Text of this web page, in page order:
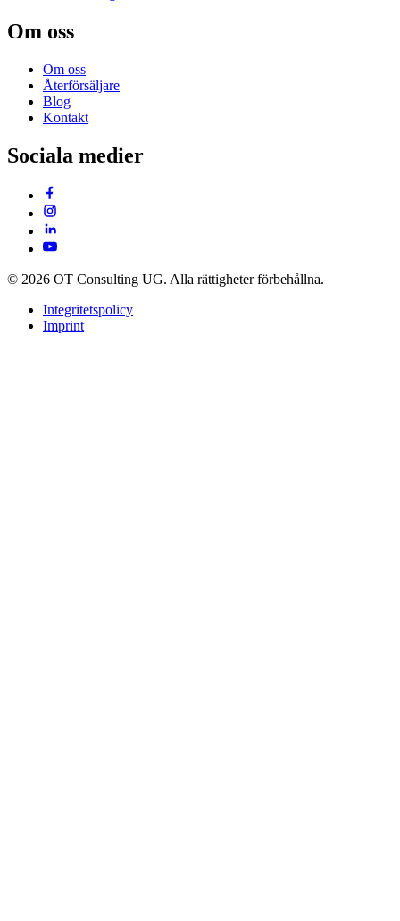
Om oss
Om oss
Återförsäljare
Blog
Kontakt
Sociala medier
© 2026 OT Consulting UG. Alla rättigheter förbehållna.
Integritetspolicy
Imprint